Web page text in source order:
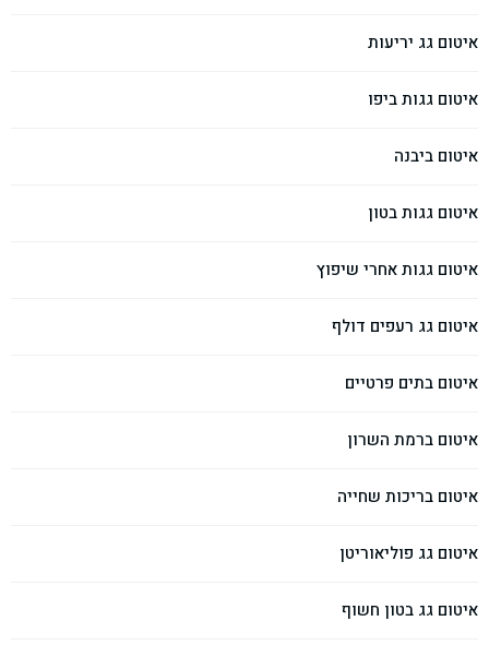
איטום גג יריעות
איטום גגות ביפו
איטום ביבנה
איטום גגות בטון
איטום גגות אחרי שיפוץ
איטום גג רעפים דולף
איטום בתים פרטיים
איטום ברמת השרון
איטום בריכות שחייה
איטום גג פוליאוריטן
איטום גג בטון חשוף